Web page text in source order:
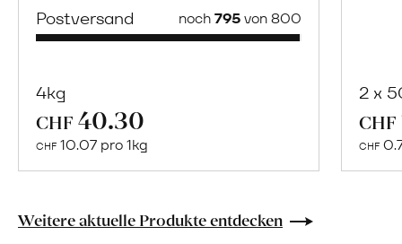
Postversand noch795von 800
4kg
CHF 40.30
CHF 10.07 pro 1kg
Naturbelassene
Lebensmittel
2 x
CHF
CHF
Weitere aktuelle Produkte entdecken